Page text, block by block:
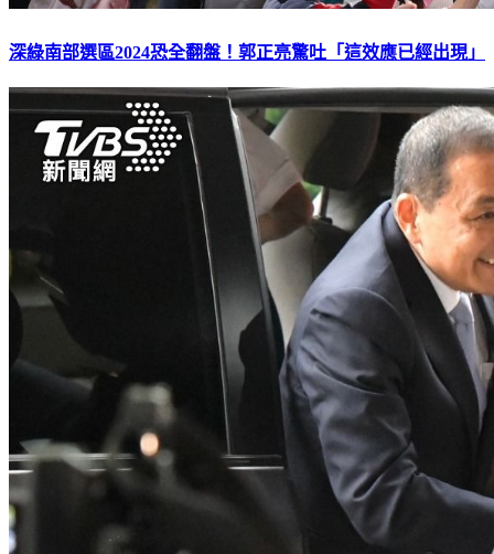
深綠南部選區2024恐全翻盤！郭正亮驚吐「這效應已經出現」